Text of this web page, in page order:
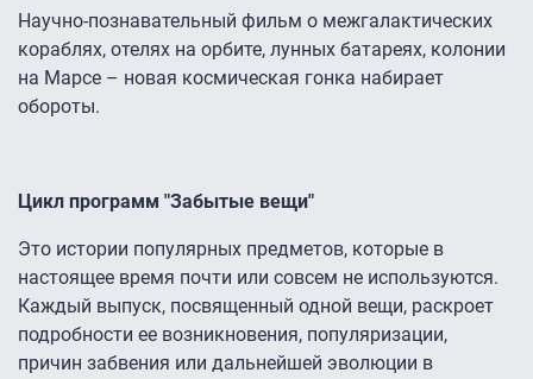
Научно-познавательный фильм о межгалактических
кораблях, отелях на орбите, лунных батареях, колонии
на Марсе – новая космическая гонка набирает
обороты.
Цикл программ "Забытые вещи"
Это истории популярных предметов, которые в
настоящее время почти или совсем не используются.
Каждый выпуск, посвященный одной вещи, раскроет
подробности ее возникновения, популяризации,
причин забвения или дальнейшей эволюции в